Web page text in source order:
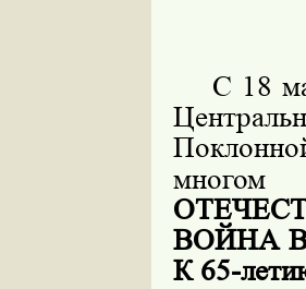
С 18
многом
ВОЙНА
К 65-